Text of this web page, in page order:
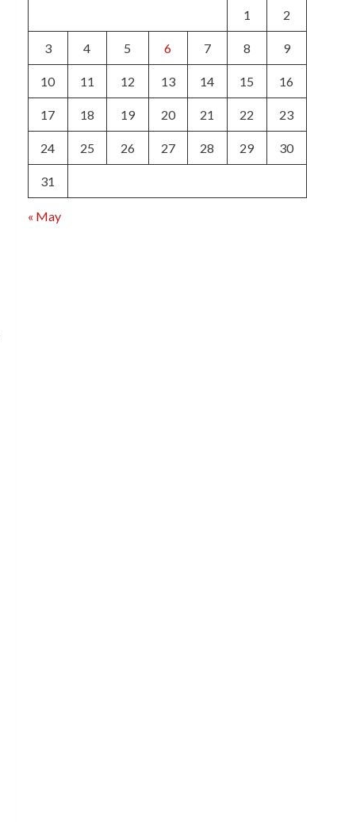
1 2
3 4 5 6 7 8 9
10 11 12 13 14 15 16
17 18 19 20 21 22 23
24 25 26 27 28 29 30
31
« May